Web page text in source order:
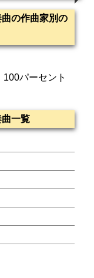
の作曲家別の
100パーセント
一覧